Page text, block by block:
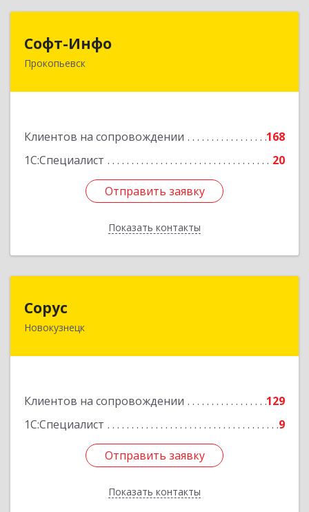
Софт-Инфо
Прокопьевск
Клиентов на сопровождении
168
1С:Специалист
20
Отправить заявку
Показать контакты
653039, Кемеровская область - Кузбасс,
Подробнее
Отправить заявку
Назад
Сорус
Новокузнецк
Клиентов на сопровождении
129
1С:Специалист
9
Отправить заявку
Показать контакты
654005, Кемеровская область - Кузбасс,
Подробнее
Отправить заявку
Назад